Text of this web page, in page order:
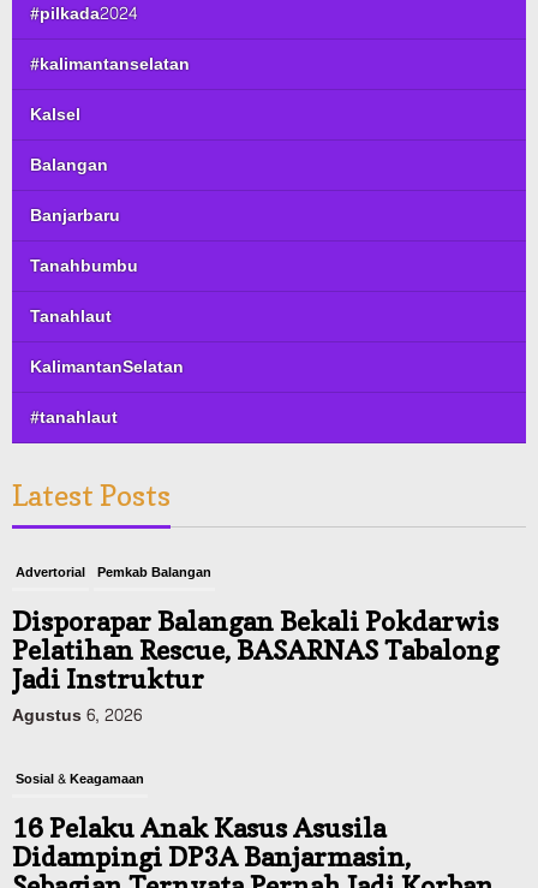
#pilkada2024
#kalimantanselatan
Kalsel
Balangan
Banjarbaru
Tanahbumbu
Tanahlaut
KalimantanSelatan
#tanahlaut
Latest Posts
Advertorial Pemkab Balangan
Disporapar Balangan Bekali Pokdarwis
Pelatihan Rescue, BASARNAS Tabalong
Jadi Instruktur
Agustus 6, 2026
Sosial & Keagamaan
16 Pelaku Anak Kasus Asusila
Didampingi DP3A Banjarmasin,